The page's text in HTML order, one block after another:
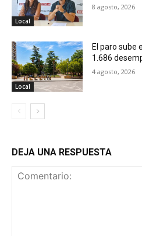
Local
8 agosto, 2026
Local
El paro sube
1.686
4 agosto, 2026
DEJA UNA RESPUESTA